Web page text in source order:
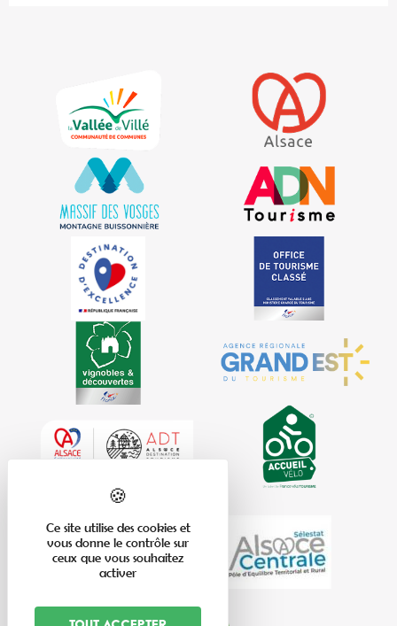
Ce site utilise des cookies et
vous donne le contrôle sur
ceux que vous souhaitez
activer